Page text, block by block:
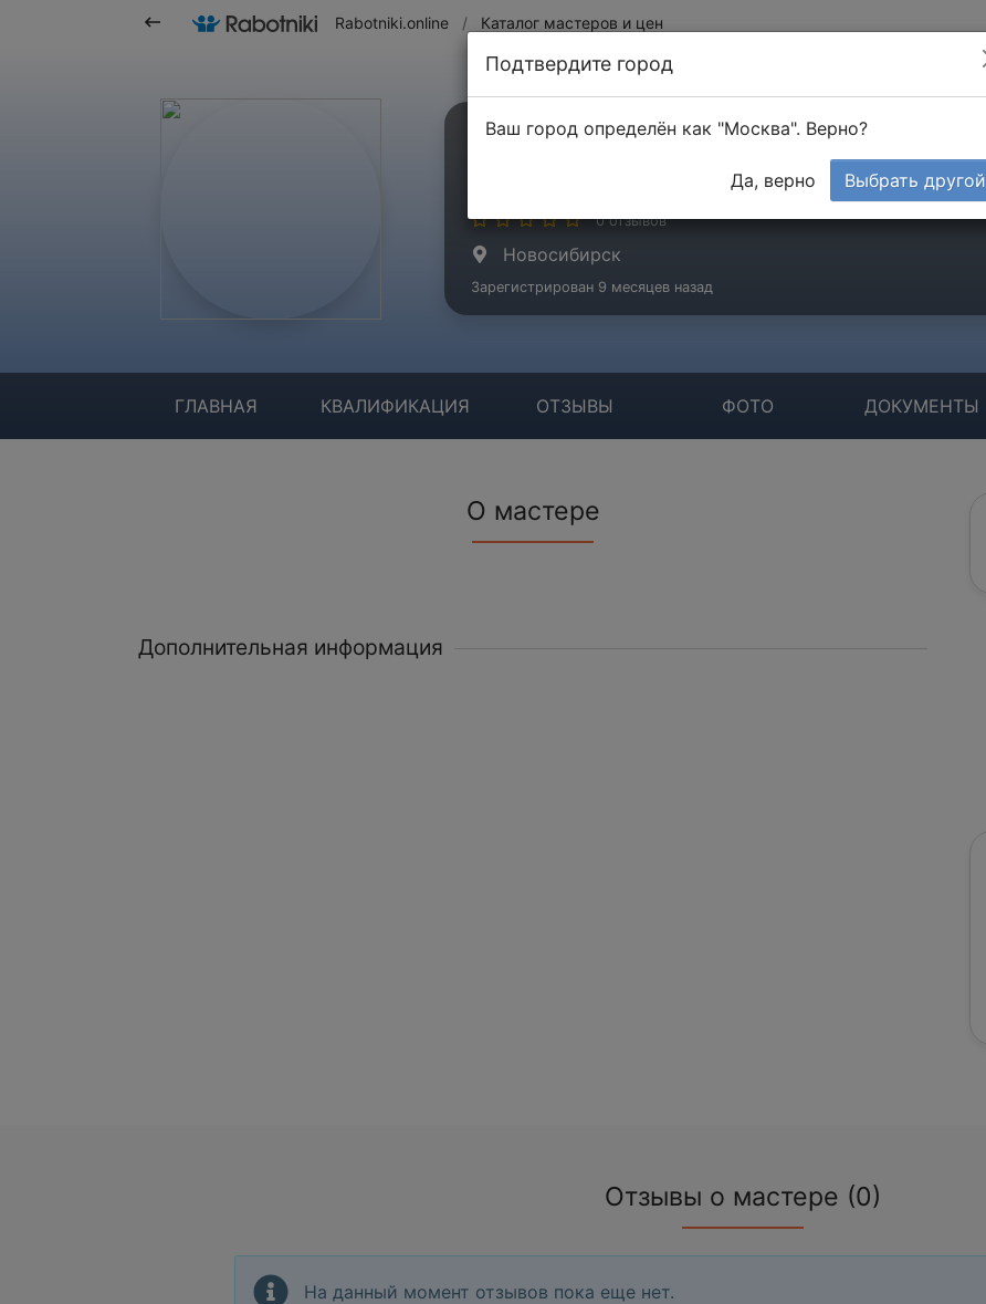
Rabotniki.online / Каталог мастеров и цен
ГК Барельеф
0 отзывов
Новосибирск
Зарегистрирован 9 месяцев назад
ГЛАВНАЯ КВАЛИФИКАЦИЯ ОТЗЫВЫ ФОТО ДОКУМЕНТЫ
О мастере
Дополнительная информация
Отзывы о мастере (0)
На данный момент отзывов пока еще нет.
Подтвердите город
Ваш город определён как "Москва". Верно?
Да, верно Выбрать другой